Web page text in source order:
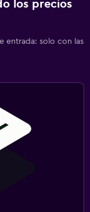
los precios
entrada: solo con las